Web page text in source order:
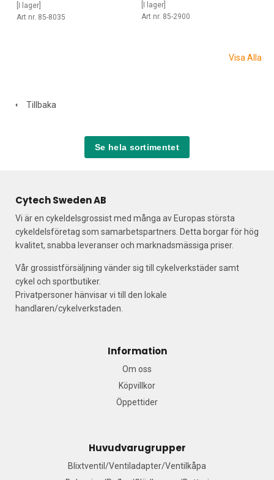
[I lager]
Art nr. 85-8035
[I lager]
Art nr. 85-2900
Visa Alla
Tillbaka
Se hela sortimentet
Cytech Sweden AB
Vi är en cykeldelsgrossist med många av Europas största
cykeldelsföretag som samarbetspartners. Detta borgar för hög
kvalitet, snabba leveranser och marknadsmässiga priser.
Vår grossistförsäljning vänder sig till cykelverkstäder samt
cykel och sportbutiker.
Privatpersoner hänvisar vi till den lokale
handlaren/cykelverkstaden.
Information
Om oss
Köpvillkor
Öppettider
Huvudvarugrupper
Blixtventil/Ventiladapter/Ventilkåpa